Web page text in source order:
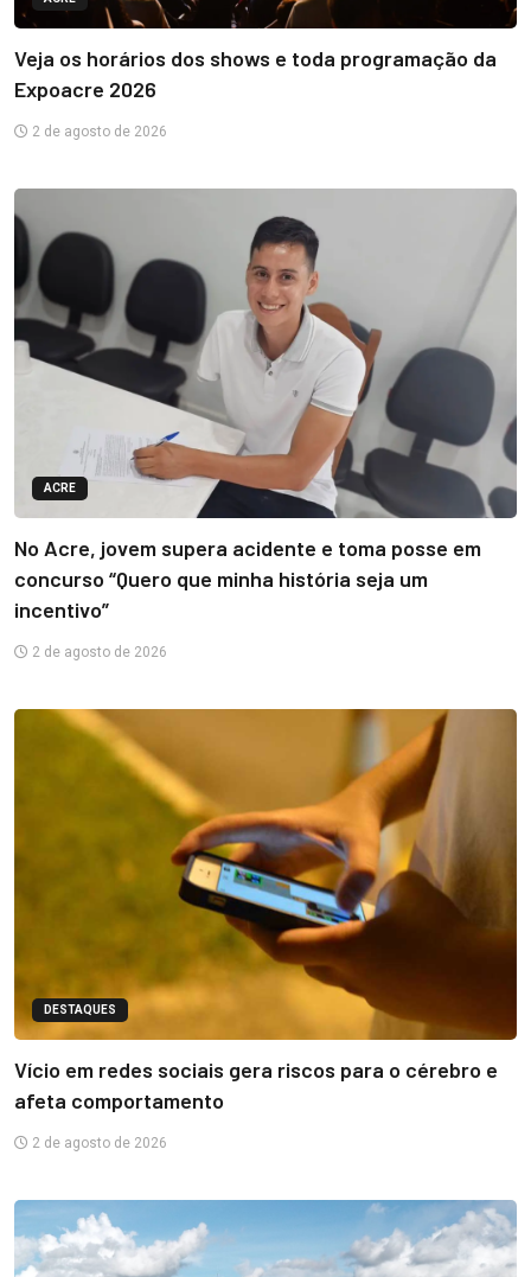
Veja os horários dos shows e toda programação da
Expoacre 2026
2 de agosto de 2026
ACRE
No Acre, jovem supera acidente e toma posse em
concurso “Quero que minha história seja um
incentivo”
2 de agosto de 2026
DESTAQUES
Vício em redes sociais gera riscos para o cérebro e
afeta comportamento
2 de agosto de 2026